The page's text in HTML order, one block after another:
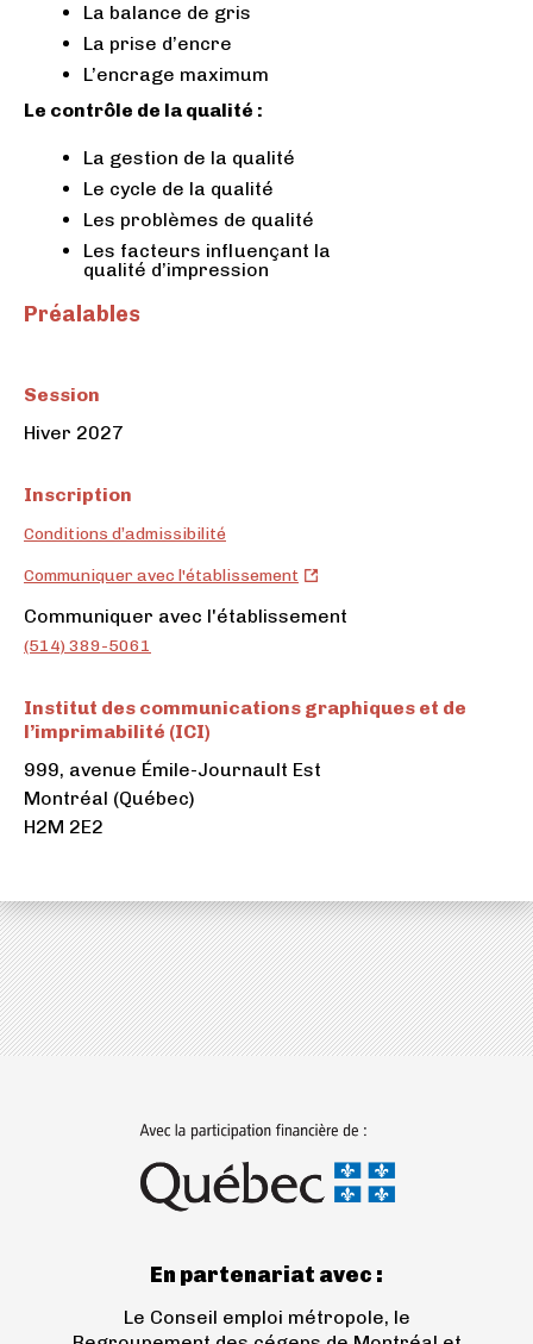
La balance de gris
La prise d’encre
L’encrage maximum
Le contrôle de la qualité :
La gestion de la qualité
Le cycle de la qualité
Les problèmes de qualité
Les facteurs influençant la
qualité d’impression
Préalables
Session
Hiver 2027
Inscription
Conditions d’admissibilité
Communiquer avec l'établissement Institut
de
(ICI)
onglet)
Communiquer avec l'établissement
graphiques
(514) 389-5061
Institut des communications graphiques et de
l’imprimabilité (ICI)
999, avenue Émile-Journault Est
Montréal (Québec)
H2M 2E2
En partenariat avec :
Le Conseil emploi métropole, le